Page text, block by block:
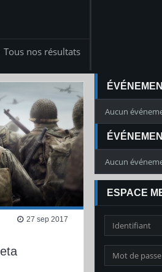
Tous nos résultats
27 sep 2017
Aucun
Aucun
ESPACE